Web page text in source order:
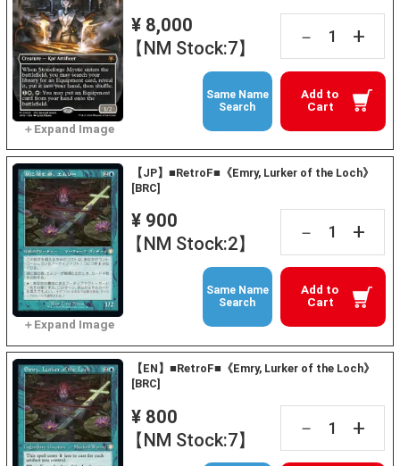
¥ 8,000
【NM Stock:7】
－ +
Add to
Cart
Same Name
Search
【JP】■RetroF■《Emry, Lurker of the Loch》
[BRC]
¥ 900
【NM Stock:2】
－ +
Add to
Cart
Same Name
Search
【EN】■RetroF■《Emry, Lurker of the Loch》
[BRC]
¥ 800
【NM Stock:7】
－ +